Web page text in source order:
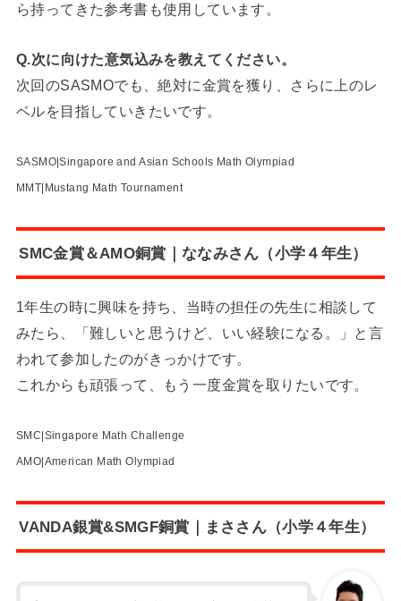
ら持ってきた参考書も使用しています。
Q.次に向けた意気込みを教えてください。
次回のSASMOでも、絶対に金賞を獲り、さらに上のレ
ベルを目指していきたいです。
SASMO|Singapore and Asian Schools Math Olympiad
MMT|Mustang Math Tournament
SMC金賞＆AMO銅賞｜ななみさん（小学４年生）
1年生の時に興味を持ち、当時の担任の先生に相談して
みたら、「難しいと思うけど、いい経験になる。」と言
われて参加したのがきっかけです。
これからも頑張って、もう一度金賞を取りたいです。
SMC|Singapore Math Challenge
AMO|American Math Olympiad
VANDA銀賞&SMGF銅賞｜まささん（小学４年生）